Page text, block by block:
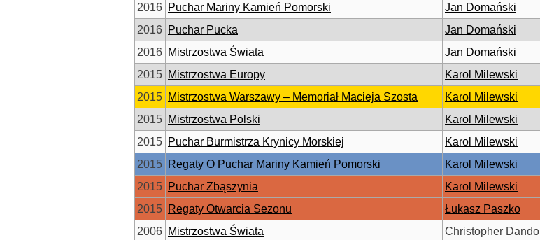
2016 Puchar Mariny Kamień Pomorski Jan Domański
2016 Puchar Pucka Jan Domański
2016 Mistrzostwa Świata Jan Domański
2015 Mistrzostwa Europy Karol Milewski
2015 Mistrzostwa Warszawy – Memoriał Macieja Szosta Karol Milewski
2015 Mistrzostwa Polski Karol Milewski
2015 Puchar Burmistrza Krynicy Morskiej Karol Milewski
2015 Regaty O Puchar Mariny Kamień Pomorski Karol Milewski
2015 Puchar Zbąszynia Karol Milewski
2015 Regaty Otwarcia Sezonu Łukasz Paszko
2006 Mistrzostwa Świata Christopher Dando